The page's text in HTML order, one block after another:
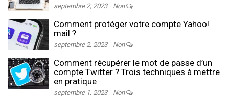
septembre 2, 2023 Non
Comment protéger votre compte Yahoo!
mail ?
septembre 2, 2023 Non
Comment récupérer le mot de passe d’un
compte Twitter ? Trois techniques à mettre
en pratique
septembre 1, 2023 Non